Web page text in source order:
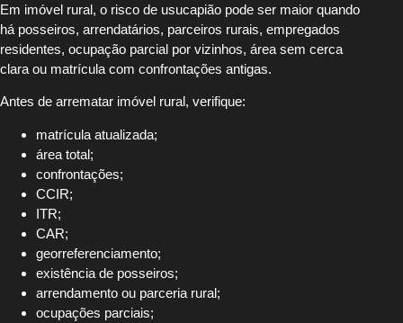
Em imóvel rural, o risco de usucapião pode ser maior quando
há posseiros, arrendatários, parceiros rurais, empregados
residentes, ocupação parcial por vizinhos, área sem cerca
clara ou matrícula com confrontações antigas.
Antes de arrematar imóvel rural, verifique:
matrícula atualizada;
área total;
confrontações;
CCIR;
ITR;
CAR;
georreferenciamento;
existência de posseiros;
arrendamento ou parceria rural;
ocupações parciais;